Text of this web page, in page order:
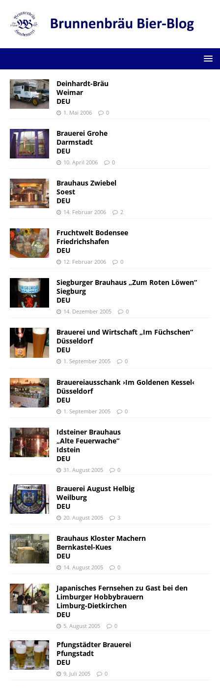
Deinhardt-Bräu
Weimar
DEU
1. Mai 2006 0
Brauerei Grohe
Darmstadt
DEU
10. April 2006 0
Brauhaus Zwiebel
Soest
DEU
14. Februar 2006 2
Fruchtwelt Bodensee
Friedrichshafen
DEU
12. Februar 2006 0
Siegburger Brauhaus „Zum Roten Löwen“
Siegburg
DEU
14. Dezember 2005 0
Brauerei und Wirtschaft „Im Füchschen“
Düsseldorf
DEU
1. September 2005 0
Brauereiausschank ›Im Goldenen Kessel‹
Düsseldorf
DEU
1. September 2005 0
Idsteiner Brauhaus
„Alte Feuerwache“
Idstein
DEU
31. August 2005 0
Brauerei August Helbig
Weilburg
DEU
20. August 2005 3
Brauhaus Kloster Machern
Bernkastel-Kues
DEU
14. August 2005 0
Japanisches Fernsehen zu Gast bei den
Limburger Hobbybrauern
Limburg-Dietkirchen
DEU
5. August 2005 0
Pfungstädter Brauerei
Pfungstadt
DEU
9. Juli 2005 0